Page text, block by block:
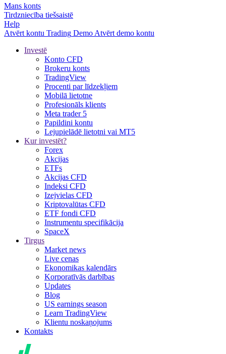
Mans konts
Tirdzniecība tiešsaistē
Help
Atvērt kontu Trading Demo Atvērt demo kontu
Investē
Konto CFD
Brokeru konts
TradingView
Procenti par līdzekļiem
Mobilā lietotne
Profesionāls klients
Meta trader 5
Papildini kontu
Lejupielādē lietotni vai MT5
Kur investēt?
Forex
Akcijas
ETFs
Akcijas CFD
Indeksi CFD
Izejvielas CFD
Kriptovalūtas CFD
ETF fondi CFD
Instrumentu specifikācija
SpaceX
Tirgus
Market news
Live cenas
Ekonomikas kalendārs
Korporatīvās darbības
Updates
Blog
US earnings season
Learn TradingView
Klientu noskaņojums
Kontakts